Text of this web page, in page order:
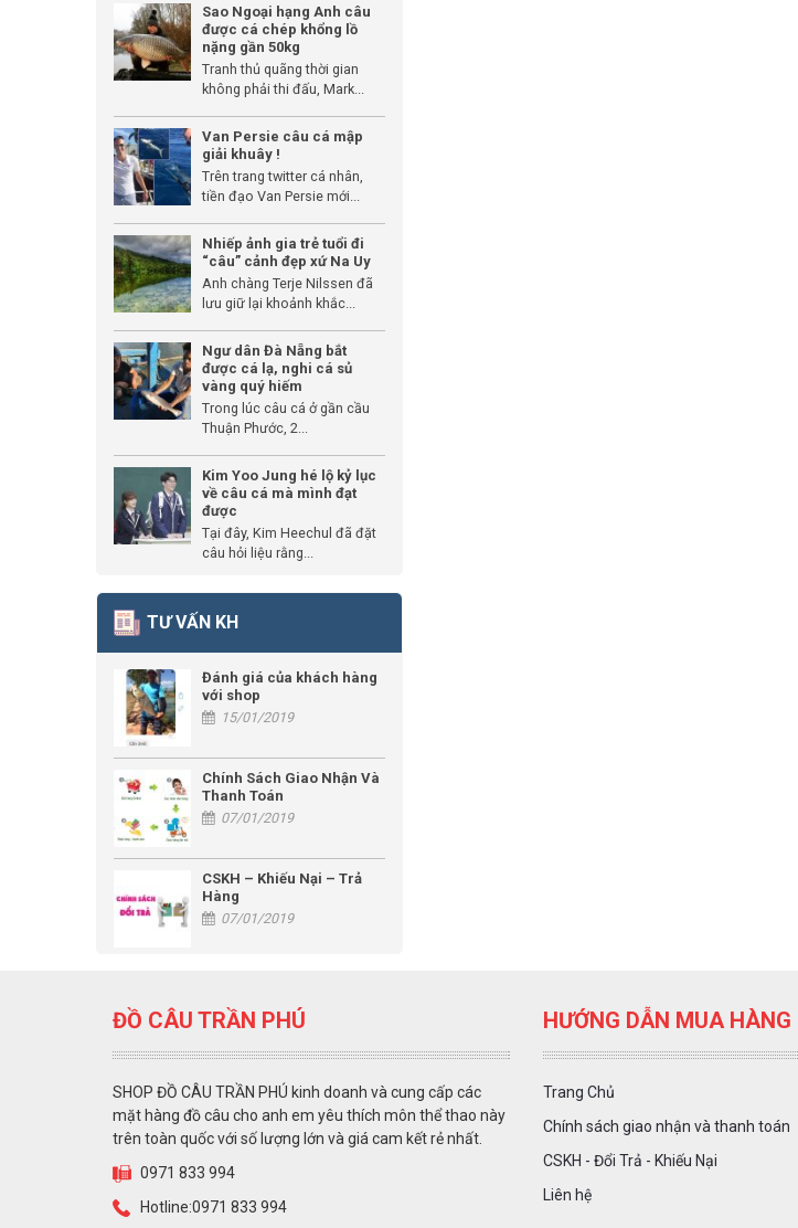
Sao Ngoại hạng Anh câu
được cá chép khổng lồ
nặng gần 50kg
Tranh thủ quãng thời gian
không phải thi đấu, Mark...
Van Persie câu cá mập
giải khuây !
Trên trang twitter cá nhân,
tiền đạo Van Persie mới...
Nhiếp ảnh gia trẻ tuổi đi
“câu” cảnh đẹp xứ Na Uy
Anh chàng Terje Nilssen đã
lưu giữ lại khoảnh khắc...
Ngư dân Đà Nẵng bắt
được cá lạ, nghi cá sủ
vàng quý hiếm
Trong lúc câu cá ở gần cầu
Thuận Phước, 2...
Kim Yoo Jung hé lộ kỷ lục
về câu cá mà mình đạt
được
Tại đây, Kim Heechul đã đặt
câu hỏi liệu rằng...
TƯ VẤN KH
Đánh giá của khách hàng
với shop
15/01/2019
Chính Sách Giao Nhận Và
Thanh Toán
07/01/2019
CSKH – Khiếu Nại – Trả
Hàng
07/01/2019
ĐỒ CÂU TRẦN PHÚ
SHOP ĐỒ CÂU TRẦN PHÚ kinh doanh và cung cấp các
mặt hàng đồ câu cho anh em yêu thích môn thể thao này
trên toàn quốc với số lượng lớn và giá cam kết rẻ nhất.
0971 833 994
Hotline:0971 833 994
HƯỚNG DẪN MUA HÀNG
Trang Chủ
Chính sách giao nhận và thanh toán
CSKH - Đổi Trả - Khiếu Nại
Liên hệ